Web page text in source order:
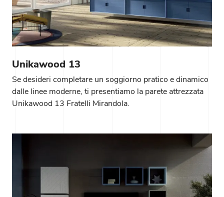
Unikawood 13
Se desideri completare un soggiorno pratico e dinamico
dalle linee moderne, ti presentiamo la parete attrezzata
Unikawood 13 Fratelli Mirandola.